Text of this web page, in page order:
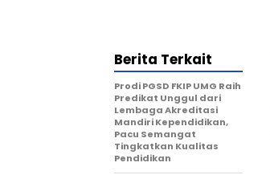
Berita Terkait
Prodi PGSD FKIP UMG Raih
Predikat Unggul dari
Lembaga Akreditasi
Mandiri Kependidikan,
Pacu Semangat
Tingkatkan Kualitas
Pendidikan